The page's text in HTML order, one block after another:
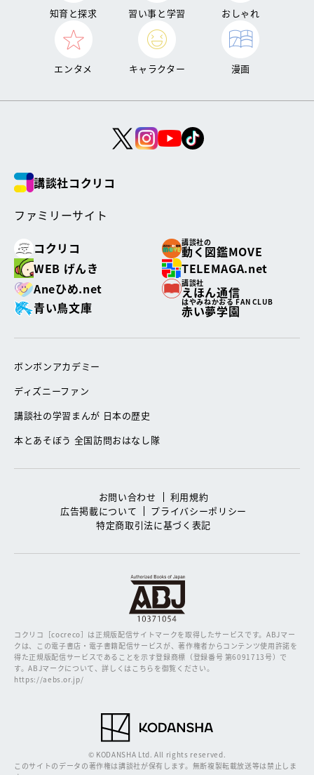
知育と探求 習い事と学習 おしゃれ
エンタメ キャラクター 漫画
講談社コクリコ
ファミリーサイト
コクリコ
講談社の
動く図鑑MOVE
WEB げんき
TELEMAGA.net
Aneひめ.net
講談社
えほん通信
青い鳥文庫
はやみねかおる FAN CLUB
赤い夢学園
ボンボンアカデミー
ディズニーファン
講談社の学習まんが 日本の歴史
本とあそぼう 全国訪問おはなし隊
お問い合わせ
利用規約
広告掲載について
プライバシーポリシー
特定商取引法に基づく表記
コクリコ［cocreco］は正規版配信サイトマークを取得したサービスです。ABJマー
クは、この電子書店・電子書籍配信サービスが、著作権者からコンテンツ使用許諾を
得た正規版配信サービスであることを示す登録商標（登録番号 第6091713号）で
す。ABJマークについて、詳しくはこちらを御覧ください。
https://aebs.or.jp/
© KODANSHA Ltd. All rights reserved.
このサイトのデータの著作権は講談社が保有します。無断複製転載放送等は禁止しま